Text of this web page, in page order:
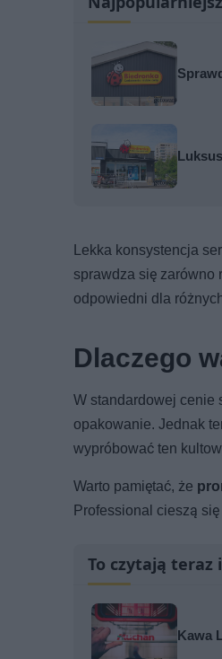
Lekka konsystencja
sprawdza się
odpowiedni dla
Dlaczego
W standardowej cenie
opakowanie. Jednak
wypróbować ten
Warto pamiętać, że
Professional cieszą
To czytają teraz
Kawa